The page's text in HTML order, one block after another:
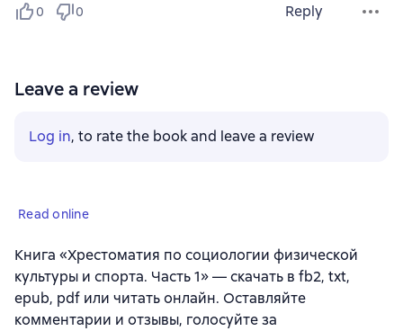
0 0 Reply
Leave a review
Log in, to rate the book and leave a review
Read online
Книга «Хрестоматия по социологии физической
культуры и спорта. Часть 1» — скачать в fb2, txt,
epub, pdf или читать онлайн. Оставляйте
комментарии и отзывы, голосуйте за